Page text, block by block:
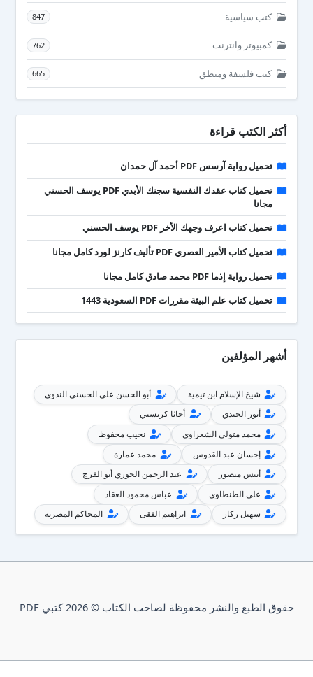
كتب سياسية 847
كمبيوتر وانترنت 762
كتب فلسفة ومنطق 665
أكثر الكتب قراءة
تحميل رواية آرسس PDF أحمد آل حمدان
تحميل كتاب عقدك النفسية سجنك الأبدي PDF يوسف الحسني
مجانا
تحميل كتاب اعرف وجهك الأخر PDF يوسف الحسني
تحميل كتاب الأمير العصري PDF تأليف كارنز لورد كامل مجانا
تحميل رواية إذما PDF محمد صادق كامل مجانا
تحميل كتاب علم البيئة مقررات PDF السعودية 1443
أشهر المؤلفين
شيخ الإسلام ابن تيمية
أبو الحسن علي الحسني الندوي
أنور الجندي
أجاثا كريستي
محمد متولي الشعراوي
نجيب محفوظ
إحسان عبد القدوس
محمد عمارة
أنيس منصور
عبد الرحمن الجوزي أبو الفرج
علي الطنطاوي
عباس محمود العقاد
سهيل زكار
ابراهيم الفقى المحاكم المصرية
حقوق الطبع والنشر محفوظة لصاحب الكتاب © 2026 كتبي PDF